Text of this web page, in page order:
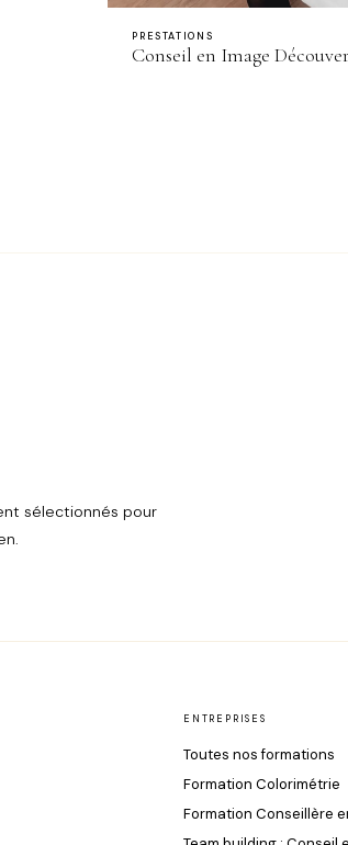
PRESTATIONS
Conseil en Image
sélectionnés pour
ENTREPRISES
Toutes nos formations
Formation Colorimétrie
Formation Conseillère